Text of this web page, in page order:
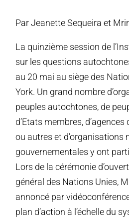
Par Jeanette Sequeira et
La quinzième session de
sur les questions
au 20 mai au siège des
York. Un grand nombre
peuples autochtones, de
d’Etats membres,
ou autres et d’organisations
gouvernementales y ont
Lors de la cérémonie
général des Nations Unies,
annoncé par
plan d’action à l’échelle du